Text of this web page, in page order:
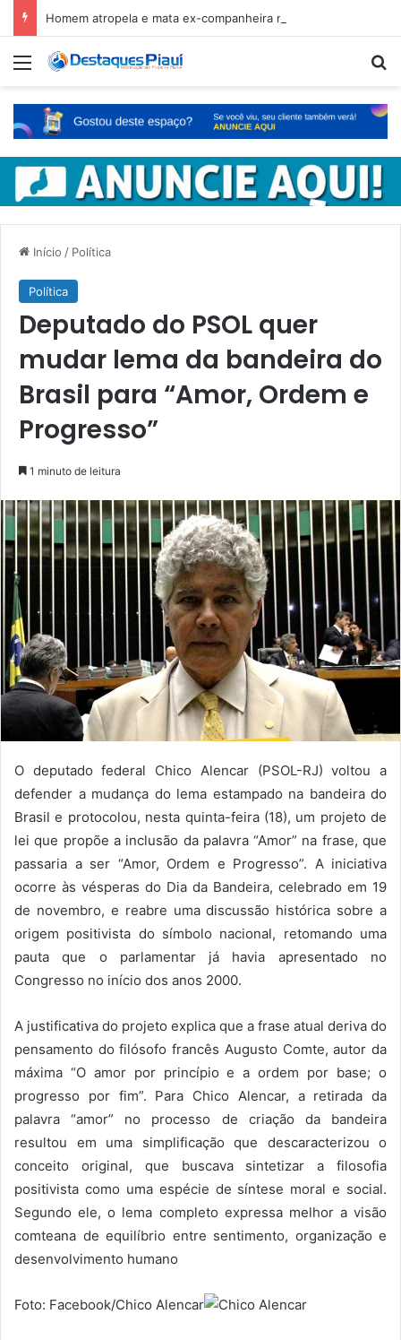
Menu
Início / Política
Política
Deputado do PSOL quer
mudar lema da bandeira do
Brasil para “Amor, Ordem e
Progresso”
1 minuto de leitura
O deputado federal Chico Alencar (PSOL-RJ) voltou a
defender a mudança do lema estampado na bandeira do
Brasil e protocolou, nesta quinta-feira (18), um projeto de
lei que propõe a inclusão da palavra “Amor” na frase, que
passaria a ser “Amor, Ordem e Progresso”. A iniciativa
ocorre às vésperas do Dia da Bandeira, celebrado em 19
de novembro, e reabre uma discussão histórica sobre a
origem positivista do símbolo nacional, retomando uma
pauta que o parlamentar já havia apresentado no
Congresso no início dos anos 2000.
A justificativa do projeto explica que a frase atual deriva do
pensamento do filósofo francês Augusto Comte, autor da
máxima “O amor por princípio e a ordem por base; o
progresso por fim”. Para Chico Alencar, a retirada da
palavra “amor” no processo de criação da bandeira
resultou em uma simplificação que descaracterizou o
conceito original, que buscava sintetizar a filosofia
positivista como uma espécie de síntese moral e social.
Segundo ele, o lema completo expressa melhor a visão
comteana de equilíbrio entre sentimento, organização e
desenvolvimento humano
Foto: Facebook/Chico Alencar